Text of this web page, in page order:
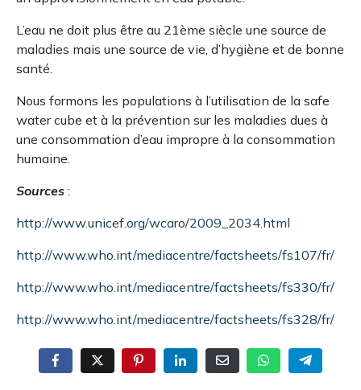
L’eau ne doit plus être au 21ème siècle une source de
maladies mais une source de vie, d’hygiène et de bonne
santé.
Nous formons les populations à l’utilisation de la safe
water cube et à la prévention sur les maladies dues à
une consommation d’eau impropre à la consommation
humaine.
Sources :
http://www.unicef.org/wcaro/2009_2034.html
http://www.who.int/mediacentre/factsheets/fs107/fr/
http://www.who.int/mediacentre/factsheets/fs330/fr/
http://www.who.int/mediacentre/factsheets/fs328/fr/